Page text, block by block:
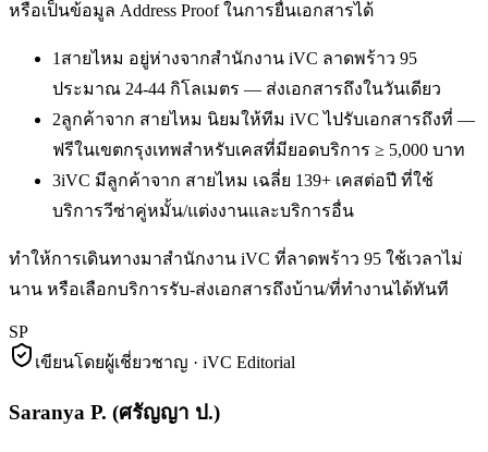
หรือเป็นข้อมูล Address Proof ในการยื่นเอกสารได้
1สายไหม อยู่ห่างจากสำนักงาน iVC ลาดพร้าว 95
ประมาณ 24-44 กิโลเมตร — ส่งเอกสารถึงในวันเดียว
2ลูกค้าจาก สายไหม นิยมให้ทีม iVC ไปรับเอกสารถึงที่ —
ฟรีในเขตกรุงเทพสำหรับเคสที่มียอดบริการ ≥ 5,000 บาท
3iVC มีลูกค้าจาก สายไหม เฉลี่ย 139+ เคสต่อปี ที่ใช้
บริการวีซ่าคู่หมั้น/แต่งงานและบริการอื่น
ทำให้การเดินทางมาสำนักงาน iVC ที่ลาดพร้าว 95 ใช้เวลาไม่
นาน หรือเลือกบริการรับ-ส่งเอกสารถึงบ้าน/ที่ทำงานได้ทันที
SP
เขียนโดยผู้เชี่ยวชาญ · iVC Editorial
Saranya P. (ศรัญญา ป.)